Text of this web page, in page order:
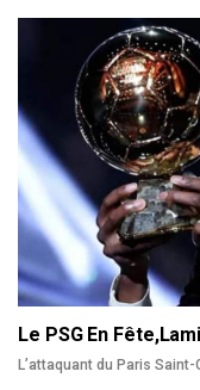
Le PSG En
L’attaquant du Paris